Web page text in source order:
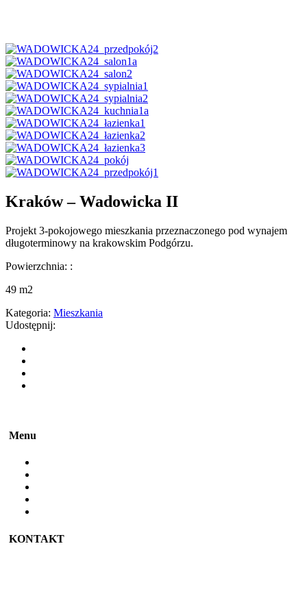
Kraków – Wadowicka II
Projekt 3-pokojowego mieszkania przeznaczonego pod wynajem
długoterminowy na krakowskim Podgórzu.
Powierzchnia: :
49 m2
Kategoria: Mieszkania
Udostępnij:
Menu
KONTAKT